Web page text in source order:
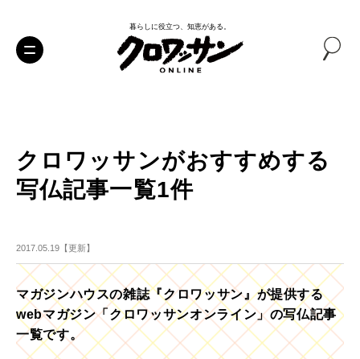
暮らしに役立つ、知恵がある。
クロワッサンがおすすめする
写仏記事一覧1件
2017.05.19【更新】
マガジンハウスの雑誌『クロワッサン』が提供する
webマガジン「クロワッサンオンライン」の写仏記事
一覧です。